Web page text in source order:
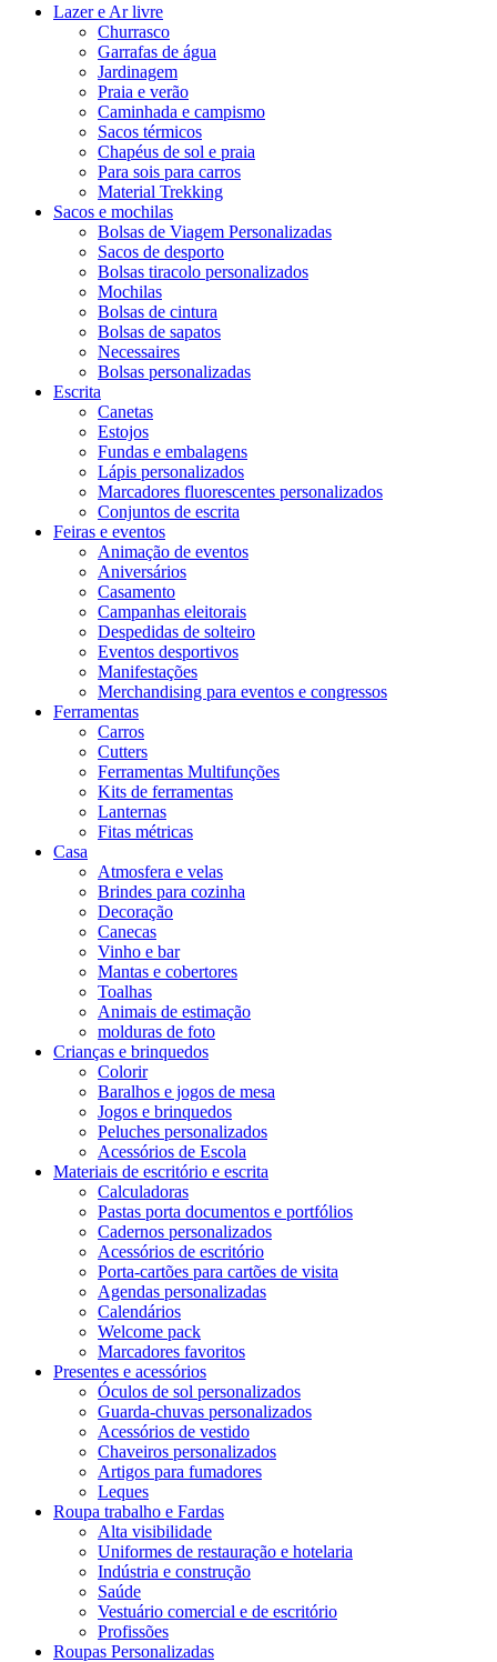
Lazer e Ar livre
Churrasco
Garrafas de água
Jardinagem
Praia e verão
Caminhada e campismo
Sacos térmicos
Chapéus de sol e praia
Para sois para carros
Material Trekking
Sacos e mochilas
Bolsas de Viagem Personalizadas
Sacos de desporto
Bolsas tiracolo personalizados
Mochilas
Bolsas de cintura
Bolsas de sapatos
Necessaires
Bolsas personalizadas
Escrita
Canetas
Estojos
Fundas e embalagens
Lápis personalizados
Marcadores fluorescentes personalizados
Conjuntos de escrita
Feiras e eventos
Animação de eventos
Aniversários
Casamento
Campanhas eleitorais
Despedidas de solteiro
Eventos desportivos
Manifestações
Merchandising para eventos e congressos
Ferramentas
Carros
Cutters
Ferramentas Multifunções
Kits de ferramentas
Lanternas
Fitas métricas
Casa
Atmosfera e velas
Brindes para cozinha
Decoração
Canecas
Vinho e bar
Mantas e cobertores
Toalhas
Animais de estimação
molduras de foto
Crianças e brinquedos
Colorir
Baralhos e jogos de mesa
Jogos e brinquedos
Peluches personalizados
Acessórios de Escola
Materiais de escritório e escrita
Calculadoras
Pastas porta documentos e portfólios
Cadernos personalizados
Acessórios de escritório
Porta-cartões para cartões de visita
Agendas personalizadas
Calendários
Welcome pack
Marcadores favoritos
Presentes e acessórios
Óculos de sol personalizados
Guarda-chuvas personalizados
Acessórios de vestido
Chaveiros personalizados
Artigos para fumadores
Leques
Roupa trabalho e Fardas
Alta visibilidade
Uniformes de restauração e hotelaria
Indústria e construção
Saúde
Vestuário comercial e de escritório
Profissões
Roupas Personalizadas